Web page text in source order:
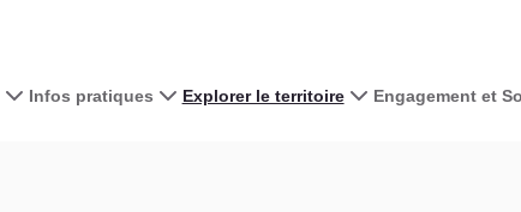
Infos pratiques Explorer le territoire Engagement et